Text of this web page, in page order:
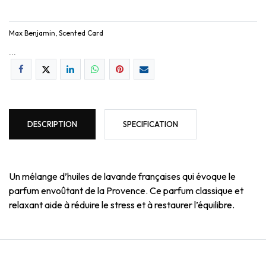
Max Benjamin, Scented Card
...
DESCRIPTION SPECIFICATION
Un mélange d’huiles de lavande françaises qui évoque le
parfum envoûtant de la Provence. Ce parfum classique et
relaxant aide à réduire le stress et à restaurer l’équilibre.